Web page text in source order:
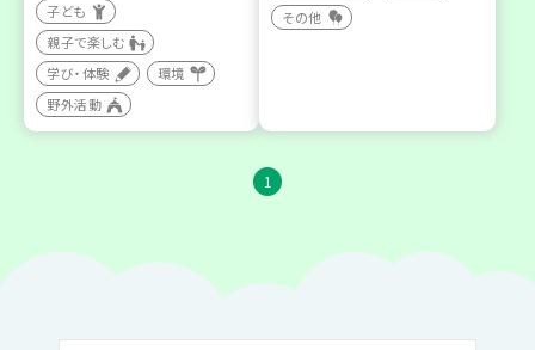
子ども
親子で楽しむ
学び・体験
環境
野外活動
その他
1